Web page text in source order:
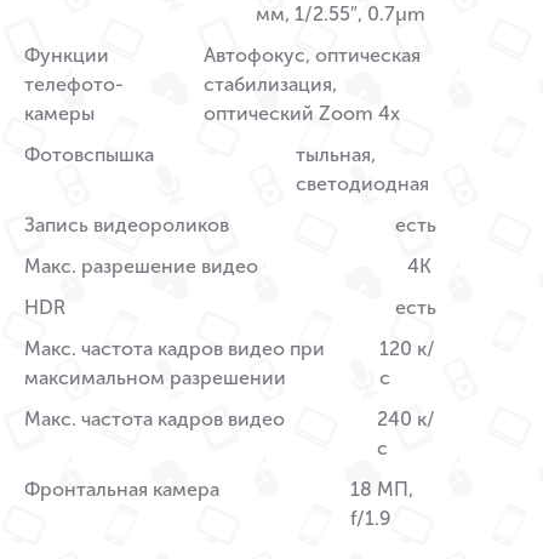
мм, 1/2.55″, 0.7µm
Функции
телефото-
камеры
Автофокус, оптическая
стабилизация,
оптический Zoom 4x
Фотовспышка
тыльная,
светодиодная
Запись видеороликов
есть
Макс. разрешение видео
4K
HDR
есть
Макс. частота кадров видео при
максимальном разрешении
120 к/
с
Макс. частота кадров видео
240 к/
с
Фронтальная камера
18 МП,
f/1.9